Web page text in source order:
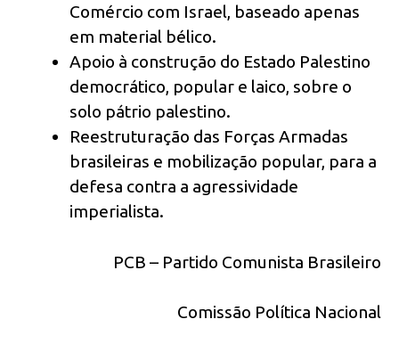
Comércio com Israel, baseado apenas
em material bélico.
Apoio à construção do Estado Palestino
democrático, popular e laico, sobre o
solo pátrio palestino.
Reestruturação das Forças Armadas
brasileiras e mobilização popular, para a
defesa contra a agressividade
imperialista.
PCB – Partido Comunista Brasileiro
Comissão Política Nacional